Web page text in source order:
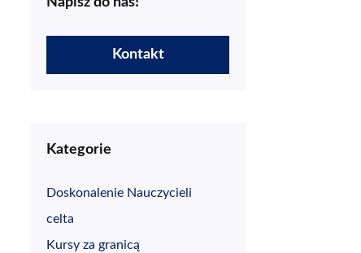
Kontakt
Kategorie
Doskonalenie Nauczycieli
celta
Kursy za granicą